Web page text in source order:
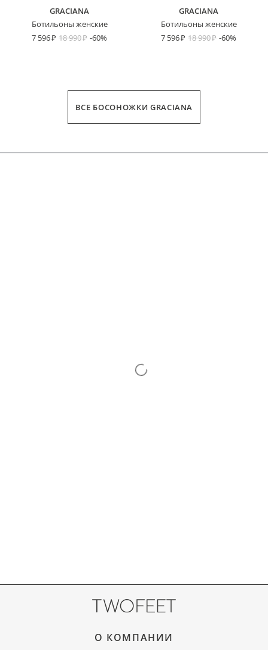
GRACIANA
Ботильоны женские
7 596
18 990 -60%
GRACIANA
Ботильоны женские
7 596
18 990 -60%
ВСЕ БОСОНОЖКИ GRACIANA
О КОМПАНИИ